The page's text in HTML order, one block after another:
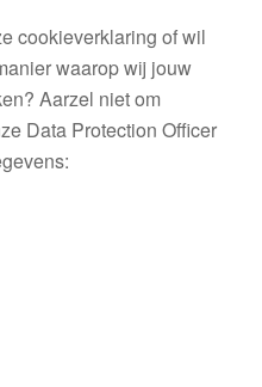
cookieverklaring of wil
waarop wij jouw
Aarzel niet om
Data Protection Officer